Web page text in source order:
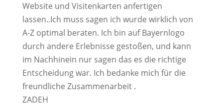
Website und Visitenkarten anfertigen
lassen..Ich muss sagen ich wurde wirklich von
A-Z optimal beraten. Ich bin auf Bayernlogo
durch andere Erlebnisse gestoßen, und kann
im Nachhinein nur sagen das es die richtige
Entscheidung war. Ich bedanke mich für die
freundliche Zusammenarbeit .
ZADEH